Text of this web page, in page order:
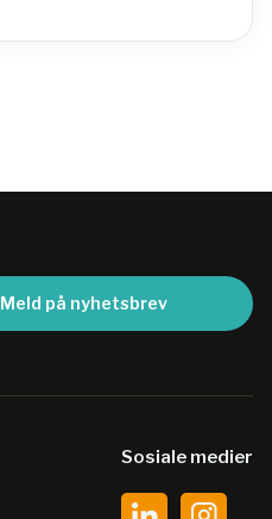
Meld på nyhetsbrev
Sosiale medier